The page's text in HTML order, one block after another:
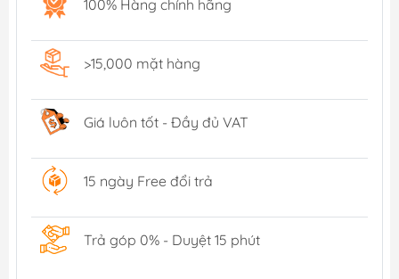
100% Hàng chính hãng
>15,000 mặt hàng
Giá luôn tốt - Đầy đủ VAT
15 ngày Free đổi trả
Trả góp 0% - Duyệt 15 phút